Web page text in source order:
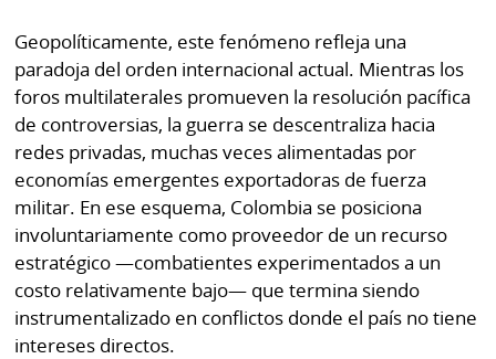
Geopolíticamente, este fenómeno refleja una
paradoja del orden internacional actual. Mientras los
foros multilaterales promueven la resolución pacífica
de controversias, la guerra se descentraliza hacia
redes privadas, muchas veces alimentadas por
economías emergentes exportadoras de fuerza
militar. En ese esquema, Colombia se posiciona
involuntariamente como proveedor de un recurso
estratégico —combatientes experimentados a un
costo relativamente bajo— que termina siendo
instrumentalizado en conflictos donde el país no tiene
intereses directos.